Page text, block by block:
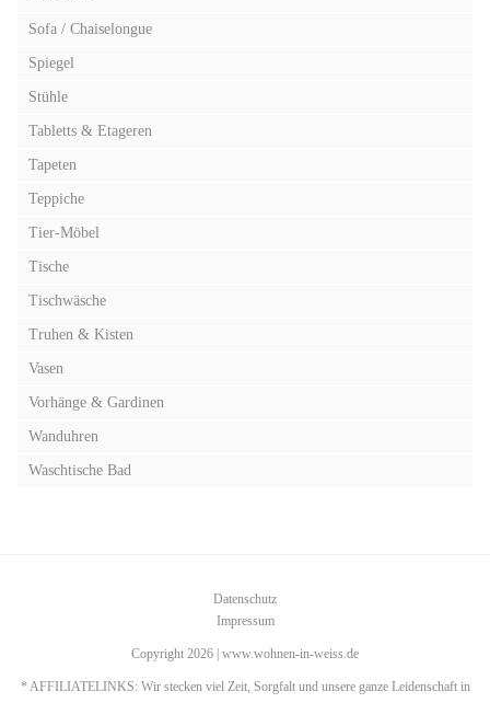
Sofa / Chaiselongue
Spiegel
Stühle
Tabletts & Etageren
Tapeten
Teppiche
Tier-Möbel
Tische
Tischwäsche
Truhen & Kisten
Vasen
Vorhänge & Gardinen
Wanduhren
Waschtische Bad
Datenschutz
Impressum
Copyright 2026 | www.wohnen-in-weiss.de
* AFFILIATELINKS: Wir stecken viel Zeit, Sorgfalt und unsere ganze Leidenschaft in